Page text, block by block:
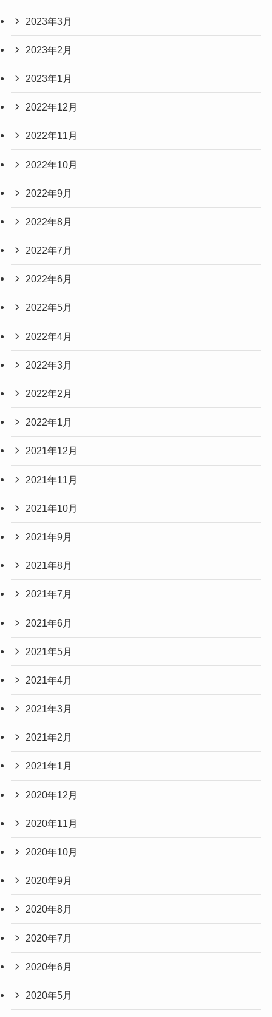
2023年3月
2023年2月
2023年1月
2022年12月
2022年11月
2022年10月
2022年9月
2022年8月
2022年7月
2022年6月
2022年5月
2022年4月
2022年3月
2022年2月
2022年1月
2021年12月
2021年11月
2021年10月
2021年9月
2021年8月
2021年7月
2021年6月
2021年5月
2021年4月
2021年3月
2021年2月
2021年1月
2020年12月
2020年11月
2020年10月
2020年9月
2020年8月
2020年7月
2020年6月
2020年5月